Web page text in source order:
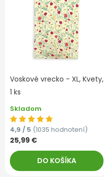
Voskové vrecko - XL, Kvety,
1 ks
Skladom
4,9 / 5 (1035 hodnotení)
25,99 €
DO KOŠÍKA